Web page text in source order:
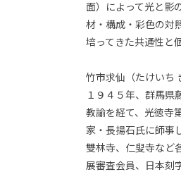
面）によって光と影
材・構成・彩色の対
培ってきた共通性と
竹市求仙（たけいち
１９４５年、群馬県
教諭を経て、光徳寺
家・長揚石氏に師事
雙林寺、仁叟寺など
展審査会員、日本刻